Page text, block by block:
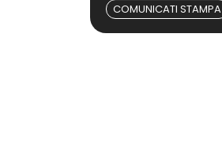
COMUNICATI STAMPA